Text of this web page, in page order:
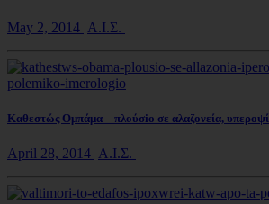
May 2, 2014 Α.Ι.Σ.
Καθεστώς Ομπάμα – πλούσio σε αλαζονεία,
April 28, 2014 Α.Ι.Σ.